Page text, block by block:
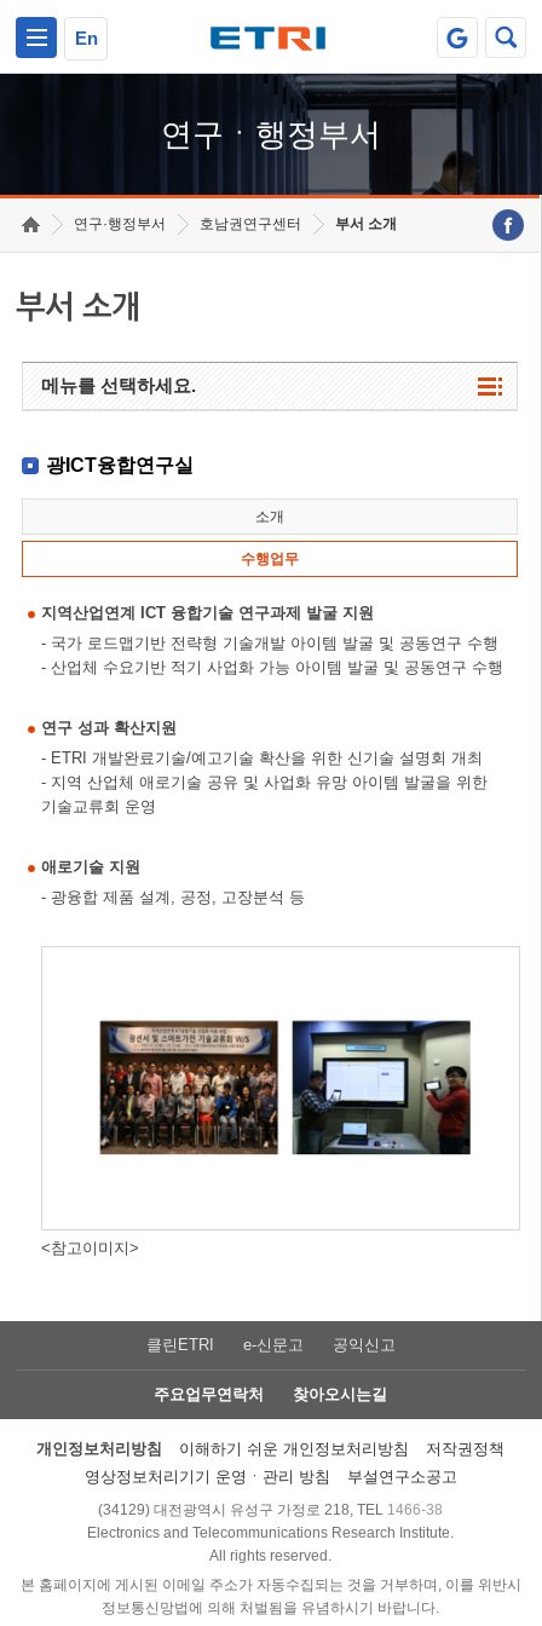
En
연구ㆍ행정부서
연구·행정부서 호남권연구센터 부서 소개
부서 소개
메뉴를 선택하세요.
광ICT융합연구실
소개
수행업무
지역산업연계 ICT 융합기술 연구과제 발굴 지원
- 국가 로드맵기반 전략형 기술개발 아이템 발굴 및 공동연구 수행
- 산업체 수요기반 적기 사업화 가능 아이템 발굴 및 공동연구 수행
연구 성과 확산지원
- ETRI 개발완료기술/예고기술 확산을 위한 신기술 설명회 개최
- 지역 산업체 애로기술 공유 및 사업화 유망 아이템 발굴을 위한
기술교류회 운영
애로기술 지원
- 광융합 제품 설계, 공정, 고장분석 등
<참고이미지>
클린ETRI e-신문고 공익신고
주요업무연락처 찾아오시는길
개인정보처리방침 이해하기 쉬운 개인정보처리방침
저작권정책
영상정보처리기기 운영ㆍ관리 방침
부설연구소공고
(34129) 대전광역시 유성구 가정로 218, TEL 1466-38
Electronics and Telecommunications Research Institute.
All rights reserved.
본 홈페이지에 게시된 이메일 주소가 자동수집되는 것을 거부하며, 이를 위반시
정보통신망법에 의해 처벌됨을 유념하시기 바랍니다.